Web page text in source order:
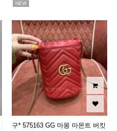
NEW
구* 575163 GG 마몽 마몬트 버킷